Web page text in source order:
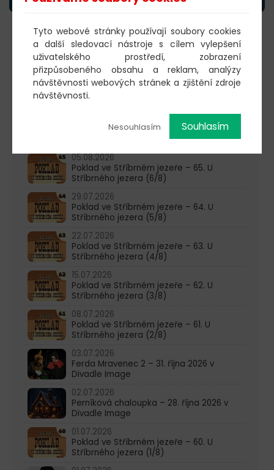
KOUPIT VSTUPENKY
pondělí-čtvrtek: 10:00-16:00
05.08.2026
Poklad ve Stříbrném jezeře – 65. U
Stříbrného jezera (6/8)
29.07.2026
Poklad ve Stříbrném jezeře – 64. U
Stříbrného jezera (5/8)
22.07.2026
Poklad ve Stříbrném jezeře – 63. U
Stříbrného jezera (4/8)
15.07.2026
Poklad ve Stříbrném jezeře – 62. U
Stříbrného jezera (3/8)
08.07.2026
Poklad ve Stříbrném jezeře – 61. U
Stříbrného jezera (2/8)
03.07.2026
Ferda Mravenec 2 – 31. října 2026 v
Divadle Image
02.07.2026
Perníková chaloupka – 28. října 2026 v
Divadle Image
01.07.2026
Poklad ve Stříbrném jezeře – 60. U
Stříbrného jezera (1/8)
Tyto webové stránky používají soubory cookies
a další sledovací nástroje s cílem vylepšení
uživatelského prostředí, zobrazení
přizpůsobeného obsahu a reklam, analýzy
návštěvnosti webových stránek a zjištění zdroje
návštěvnosti.
Nesouhlasím Souhlasím